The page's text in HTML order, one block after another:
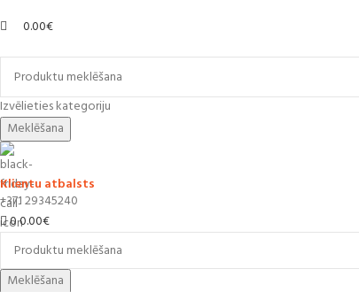
0.00€
Izvēlieties kategoriju
Meklēšana
Klientu atbalsts
+371 29345240
00.00€
Meklēšana